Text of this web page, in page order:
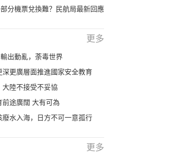
分機票兌換難？民航局最新回應
更多
出動亂，荼毒世界
更廣層面推進國家安全教育
陸不接受不妥協
前途廣闊 大有可為
水入海，日方不可一意孤行
更多